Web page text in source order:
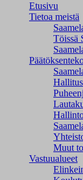
Etusivu
Tietoa meistä
Töissä
Hallitus
Muut
Vastuualueet